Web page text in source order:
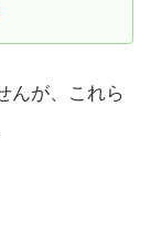
んが、これら